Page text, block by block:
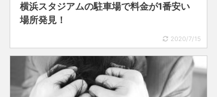
横浜スタジアムの駐車場で料金が1番安い
場所発見！
2020/7/15